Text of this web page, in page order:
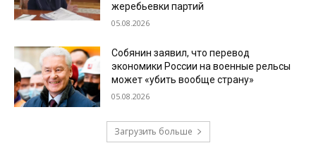
жеребьевки партий
05.08.2026
Собянин заявил, что перевод
экономики России на военные рельсы
может «убить вообще страну»
05.08.2026
Загрузить больше